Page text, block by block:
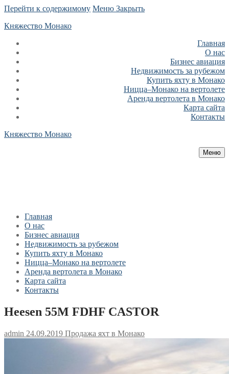
Перейти к содержимому Меню Закрыть
Княжество Монако
Главная
О нас
Бизнес авиация
Недвижимость за рубежом
Купить яхту в Монако
Ницца–Монако на вертолете
Аренда вертолета в Монако
Карта сайта
Контакты
Княжество Монако
Меню
Главная
О нас
Бизнес авиация
Недвижимость за рубежом
Купить яхту в Монако
Ницца–Монако на вертолете
Аренда вертолета в Монако
Карта сайта
Контакты
Heesen 55M FDHF CASTOR
admin 24.09.2019 Продажа яхт в Монако